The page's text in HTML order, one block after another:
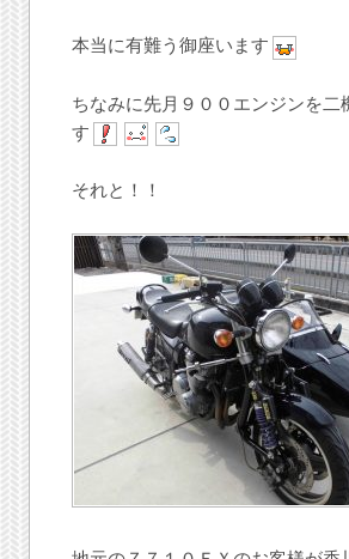
本当に有難う御座います
ちなみに先月９００エンジンを
す
それと！！